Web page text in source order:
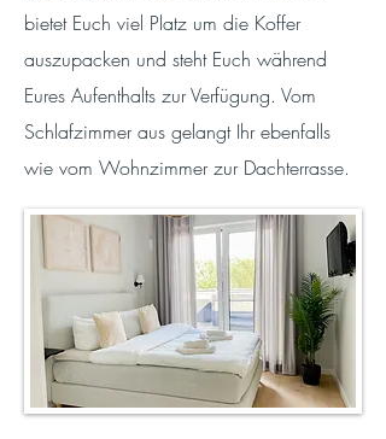
bietet Euch viel Platz um die Koffer
auszupacken und steht Euch während
Eures Aufenthalts zur Verfügung. Vom
Schlafzimmer aus gelangt Ihr ebenfalls
wie vom Wohnzimmer zur Dachterrasse.